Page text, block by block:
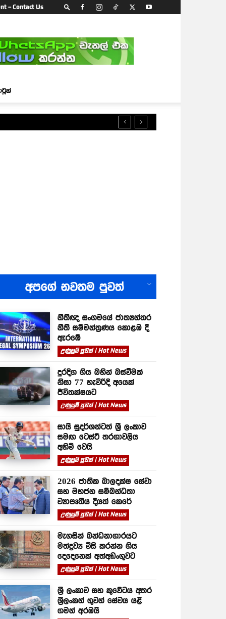
– Contact Us
අපගේ නවතම පුවත්
නීතිඥ සංගමයේ ජාත්‍යන්තර
නීති සම්මන්ත්‍රණය කොළඹ දී
ඇරඹේ
උණුසුම් පුවත් | Hot News
දුරදිග ගිය බහින් බස්වීමක්
නිසා 77 හැවිරිදි අයෙක්
ජීවිතක්ෂයට
උණුසුම් පුවත් | Hot News
සායි සුදර්ශන්ටත් ශ්‍රී ලංකාව
සමඟ ටෙස්ට් තරගාවලිය
අහිමි වෙයි
උණුසුම් පුවත් | Hot News
2026 ජාතික බාලදක්ෂ සේවා
සහ මහජන සම්බන්ධතා
ව්‍යාපෘතිය දියත් කෙරේ
උණුසුම් පුවත් | Hot News
මැගසින් බන්ධනාගාරයට
මත්ද්‍රව්‍ය විසි කරන්න ගිය
දෙදෙනෙක් අත්අඩංගුවට
උණුසුම් පුවත් | Hot News
ශ්‍රී ලංකාව සහ කුවේටය අතර
ශ්‍රීලංකන් ගුවන් සේවය යළි
ගමන් අරඹයි